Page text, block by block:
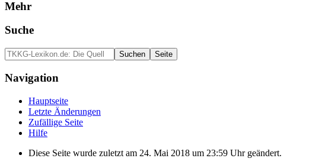
Mehr
Suche
Navigation
Hauptseite
Letzte Änderungen
Zufällige Seite
Hilfe
Diese Seite wurde zuletzt am 24. Mai 2018 um 23:59 Uhr geändert.